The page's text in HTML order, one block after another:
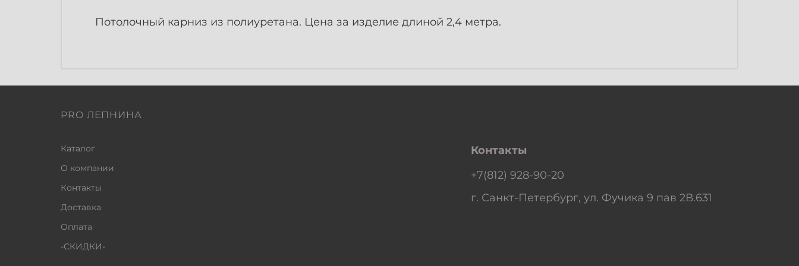
Потолочный карниз из полиуретана. Цена за изделие длиной 2,4 метра.
PRO ЛЕПНИНА
Каталог
О компании
Контакты
Доставка
Оплата
-СКИДКИ-
Контакты
+7(812) 928-90-20
г. Санкт-Петербург, ул. Фучика 9 пав 2В.631